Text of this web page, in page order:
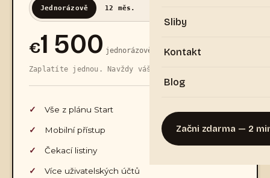
Sliby
Kontakt
Blog
Začni zdarma — 2
Jednorázově 12 měs.
€1 500 jednorázově
Zaplatíte jednou. Navždy váš.
Vše z plánu Start
Mobilní přístup
Čekací listiny
Více uživatelských účtů